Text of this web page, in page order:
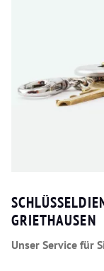
GRIETHAUSEN
Unser Service für